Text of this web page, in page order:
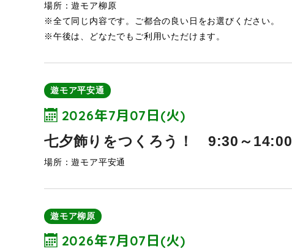
場所：遊モア柳原
※全て同じ内容です。ご都合の良い日をお選びください。
※午後は、どなたでもご利用いただけます。
遊モア平安通
2026年7月07日(火)
七夕飾りをつくろう！ 9:30～14:00
場所：遊モア平安通
遊モア柳原
2026年7月07日(火)